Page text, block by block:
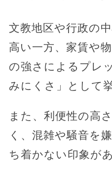
文教地区や行政の
高い一方、家賃や
の強さによるプレ
みにくさ」として
また、利便性の高
く、混雑や騒音を
ち着かない印象が